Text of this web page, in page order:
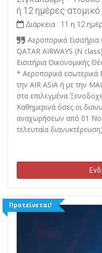
ή 12 ημέρες ατομικό
Διάρκεια : 11 η 12
Αεροπορικά
QATAR AIRWAYS (N
Εισιτήρια Οικονομικής
* Αεροπορικά εσωτερικά
την AIR ASIA ή με την
στα επιλεγμένα
Καθημερινά όσες οι
αναχωρήσεων από 01
τελευταία διανυκτέρευση)
Προτείνεται!